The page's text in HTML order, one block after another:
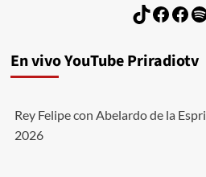
TikTok
En vivo YouTube Priradiotv
Rey Felipe con Abelardo de la
2026